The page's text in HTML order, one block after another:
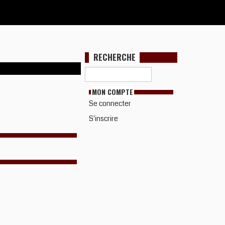
RECHERCHE
MON COMPTE
Se connecter
S'inscrire